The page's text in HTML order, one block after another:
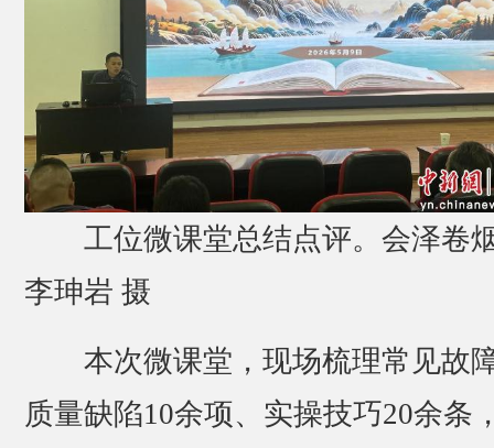
工位微课堂总结点评。会泽卷
李珅岩 摄
本次微课堂，现场梳理常见故
质量缺陷10余项、实操技巧20余条